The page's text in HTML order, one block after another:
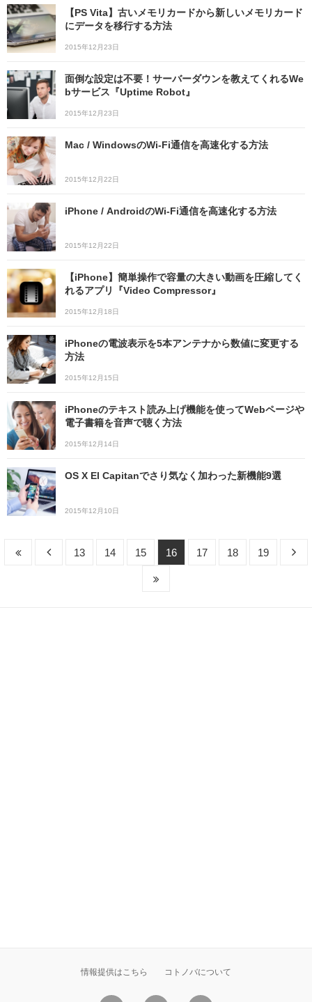
【PS Vita】古いメモリカードから新しいメモリカード
にデータを移行する方法
2015年12月23日
面倒な設定は不要！サーバーダウンを教えてくれるWe
bサービス『Uptime Robot』
2015年12月23日
Mac / WindowsのWi-Fi通信を高速化する方法
2015年12月22日
iPhone / AndroidのWi-Fi通信を高速化する方法
2015年12月22日
【iPhone】簡単操作で容量の大きい動画を圧縮してく
れるアプリ『Video Compressor』
2015年12月18日
iPhoneの電波表示を5本アンテナから数値に変更する
方法
2015年12月15日
iPhoneのテキスト読み上げ機能を使ってWebページや
電子書籍を音声で聴く方法
2015年12月14日
OS X El Capitanでさり気なく加わった新機能9選
2015年12月10日
13 14 15 16 17 18 19
情報提供はこちら コトノバについて